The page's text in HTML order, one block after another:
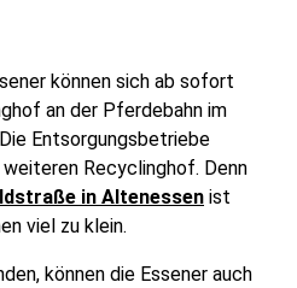
können sich ab sofort
an der Pferdebahn im
Entsorgungsbetriebe
Recyclinghof. Denn
in Altenessen ist
viel zu klein.
können die Essener auch